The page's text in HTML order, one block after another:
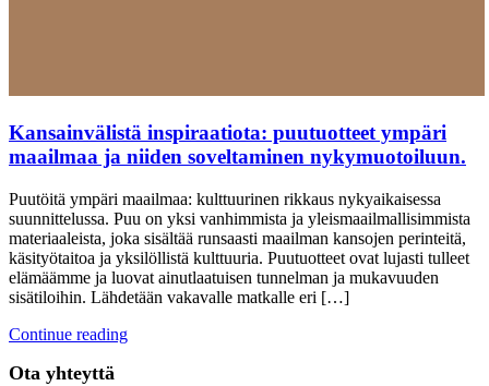
Kansainvälistä inspiraatiota: puutuotteet ympäri
maailmaa ja niiden soveltaminen nykymuotoiluun.
Puutöitä ympäri maailmaa: kulttuurinen rikkaus nykyaikaisessa
suunnittelussa. Puu on yksi vanhimmista ja yleismaailmallisimmista
materiaaleista, joka sisältää runsaasti maailman kansojen perinteitä,
käsityötaitoa ja yksilöllistä kulttuuria. Puutuotteet ovat lujasti tulleet
elämäämme ja luovat ainutlaatuisen tunnelman ja mukavuuden
sisätiloihin. Lähdetään vakavalle matkalle eri […]
Continue reading
Ota yhteyttä